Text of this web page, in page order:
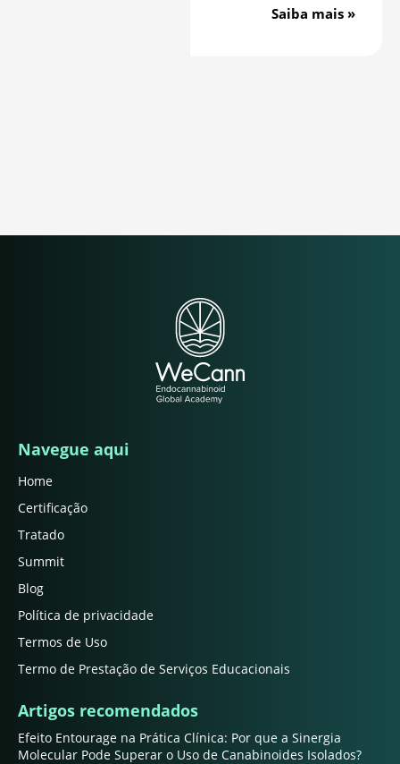
Saiba mais »
Navegue aqui
Home
Certificação
Tratado
Summit
Blog
Política de privacidade
Termos de Uso
Termo de Prestação de Serviços Educacionais
Artigos recomendados
Efeito Entourage na Prática Clínica: Por que a Sinergia
Molecular Pode Superar o Uso de Canabinoides Isolados?